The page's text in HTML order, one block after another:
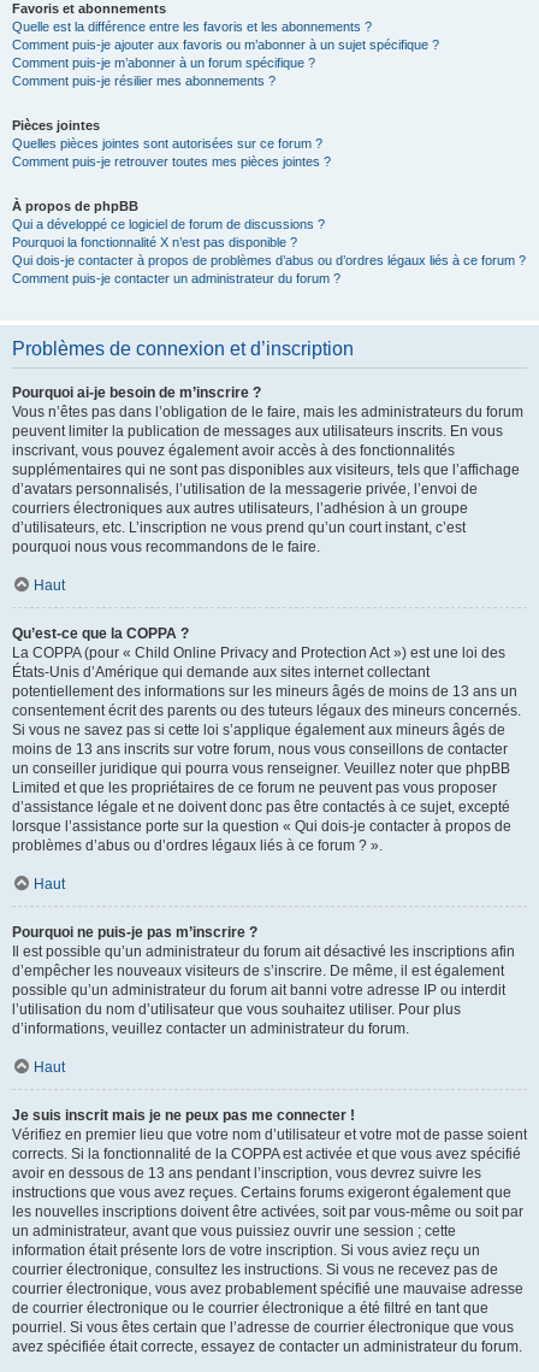
Favoris et abonnements
Quelle est la différence entre les favoris et les abonnements ?
Comment puis-je ajouter aux favoris ou m’abonner à un sujet spécifique ?
Comment puis-je m’abonner à un forum spécifique ?
Comment puis-je résilier mes abonnements ?
Pièces jointes
Quelles pièces jointes sont autorisées sur ce forum ?
Comment puis-je retrouver toutes mes pièces jointes ?
À propos de phpBB
Qui a développé ce logiciel de forum de discussions ?
Pourquoi la fonctionnalité X n’est pas disponible ?
Qui dois-je contacter à propos de problèmes d’abus ou d’ordres légaux liés à ce forum ?
Comment puis-je contacter un administrateur du forum ?
Problèmes de connexion et d’inscription
Pourquoi ai-je besoin de m’inscrire ?
Vous n’êtes pas dans l’obligation de le faire, mais les administrateurs du forum
peuvent limiter la publication de messages aux utilisateurs inscrits. En vous
inscrivant, vous pouvez également avoir accès à des fonctionnalités
supplémentaires qui ne sont pas disponibles aux visiteurs, tels que l’affichage
d’avatars personnalisés, l’utilisation de la messagerie privée, l’envoi de
courriers électroniques aux autres utilisateurs, l’adhésion à un groupe
d’utilisateurs, etc. L’inscription ne vous prend qu’un court instant, c’est
pourquoi nous vous recommandons de le faire.
Haut
Qu’est-ce que la COPPA ?
La COPPA (pour « Child Online Privacy and Protection Act ») est une loi des
États-Unis d’Amérique qui demande aux sites internet collectant
potentiellement des informations sur les mineurs âgés de moins de 13 ans un
consentement écrit des parents ou des tuteurs légaux des mineurs concernés.
Si vous ne savez pas si cette loi s’applique également aux mineurs âgés de
moins de 13 ans inscrits sur votre forum, nous vous conseillons de contacter
un conseiller juridique qui pourra vous renseigner. Veuillez noter que phpBB
Limited et que les propriétaires de ce forum ne peuvent pas vous proposer
d’assistance légale et ne doivent donc pas être contactés à ce sujet, excepté
lorsque l’assistance porte sur la question « Qui dois-je contacter à propos de
problèmes d’abus ou d’ordres légaux liés à ce forum ? ».
Haut
Pourquoi ne puis-je pas m’inscrire ?
Il est possible qu’un administrateur du forum ait désactivé les inscriptions afin
d’empêcher les nouveaux visiteurs de s’inscrire. De même, il est également
possible qu’un administrateur du forum ait banni votre adresse IP ou interdit
l’utilisation du nom d’utilisateur que vous souhaitez utiliser. Pour plus
d’informations, veuillez contacter un administrateur du forum.
Haut
Je suis inscrit mais je ne peux pas me connecter !
Vérifiez en premier lieu que votre nom d’utilisateur et votre mot de passe soient
corrects. Si la fonctionnalité de la COPPA est activée et que vous avez spécifié
avoir en dessous de 13 ans pendant l’inscription, vous devrez suivre les
instructions que vous avez reçues. Certains forums exigeront également que
les nouvelles inscriptions doivent être activées, soit par vous-même ou soit par
un administrateur, avant que vous puissiez ouvrir une session ; cette
information était présente lors de votre inscription. Si vous aviez reçu un
courrier électronique, consultez les instructions. Si vous ne recevez pas de
courrier électronique, vous avez probablement spécifié une mauvaise adresse
de courrier électronique ou le courrier électronique a été filtré en tant que
pourriel. Si vous êtes certain que l’adresse de courrier électronique que vous
avez spécifiée était correcte, essayez de contacter un administrateur du forum.